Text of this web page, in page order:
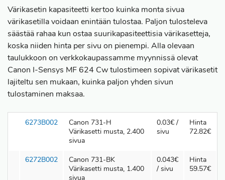
Värikasetin kapasiteetti kertoo kuinka monta sivua
värikasetilla voidaan enintään tulostaa. Paljon tulosteleva
säästää rahaa kun ostaa suurikapasiteettisia värikasetteja,
koska niiden hinta per sivu on pienempi. Alla olevaan
taulukkoon on verkkokaupassamme myynnissä olevat
Canon I-Sensys MF 624 Cw tulostimeen sopivat värikasetit
lajiteltu sen mukaan, kuinka paljon yhden sivun
tulostaminen maksaa.
6273B002
Canon 731-H
Värikasetti musta, 2.400
sivua
0.03€ /
sivu
Hinta
72.82€
6272B002
Canon 731-BK
Värikasetti musta, 1.400
sivua
0.043€
/ sivu
Hinta
59.57€